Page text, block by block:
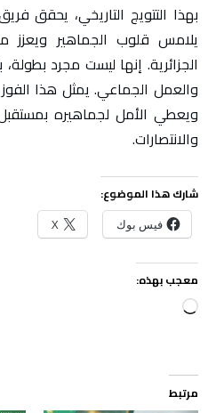
بهذا التتويج التاريخي، يحقق
يلامس قلوب الجماهير ويعزز
الجزائرية. إنها ليست مجرد
والعمل الجماعي. يمثل هذا
ويعطي الأمل لجماهيره
والانتصارات.
شارك هذا الموضوع:
فيس بوك X
معجب بهذه:
جاري
مرتبط